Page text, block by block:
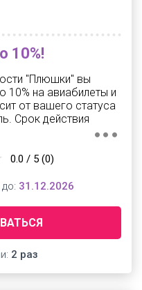
10%!
"Плюшки" вы
10% на авиабилеты и
от вашего статуса
Срок действия
2 раз
0.0 / 5 (0)
31.12.2026